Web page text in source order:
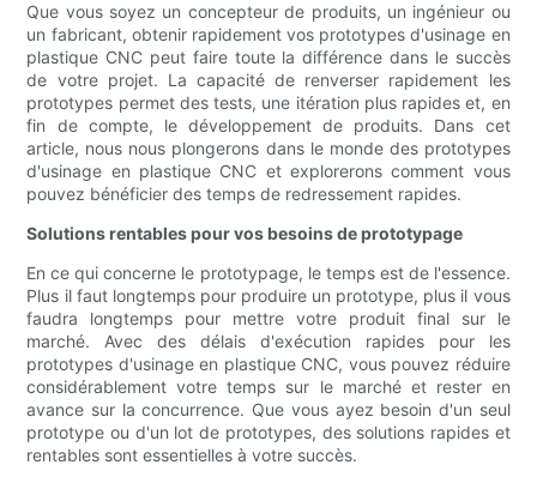
Que vous soyez un concepteur de produits, un ingénieur ou
un fabricant, obtenir rapidement vos prototypes d'usinage en
plastique CNC peut faire toute la différence dans le succès
de votre projet. La capacité de renverser rapidement les
prototypes permet des tests, une itération plus rapides et, en
fin de compte, le développement de produits. Dans cet
article, nous nous plongerons dans le monde des prototypes
d'usinage en plastique CNC et explorerons comment vous
pouvez bénéficier des temps de redressement rapides.
Solutions rentables pour vos besoins de prototypage
En ce qui concerne le prototypage, le temps est de l'essence.
Plus il faut longtemps pour produire un prototype, plus il vous
faudra longtemps pour mettre votre produit final sur le
marché. Avec des délais d'exécution rapides pour les
prototypes d'usinage en plastique CNC, vous pouvez réduire
considérablement votre temps sur le marché et rester en
avance sur la concurrence. Que vous ayez besoin d'un seul
prototype ou d'un lot de prototypes, des solutions rapides et
rentables sont essentielles à votre succès.